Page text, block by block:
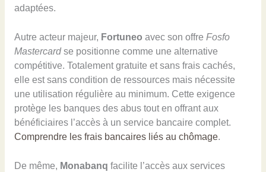
adaptées.
Autre acteur majeur, Fortuneo avec son offre Fosfo
Mastercardse positionne comme une alternative
compétitive. Totalement gratuite et sans frais cachés,
elle est sans condition de ressources mais nécessite
une utilisation régulière au minimum. Cette exigence
protège les banques des abus tout en offrant aux
bénéficiaires l’accès à un service bancaire complet.
Comprendre les frais bancaires liés au chômage.
De même, Monabanq facilite l’accès aux services